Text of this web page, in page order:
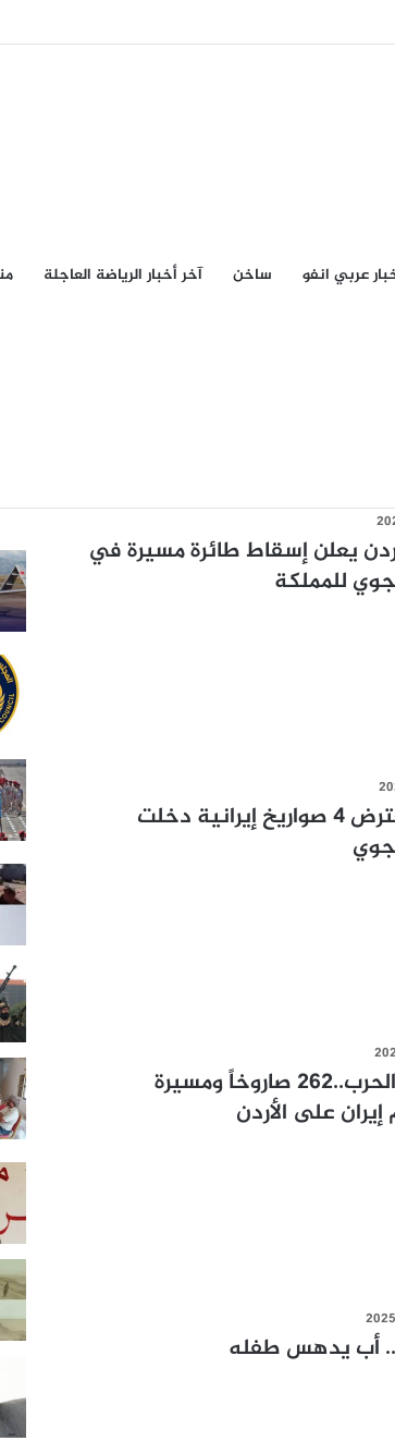
عربي انفو ساخن آخر أخبار الرياضة العاجلة
يعلن إسقاط طائرة مسيرة في
للمملكة
الأردن يعترض 4 صواريخ إيرانية دخلت
منذ بدء الحرب..262 صاروخاً ومسيرة
على الأردن
أب يدهس طفله